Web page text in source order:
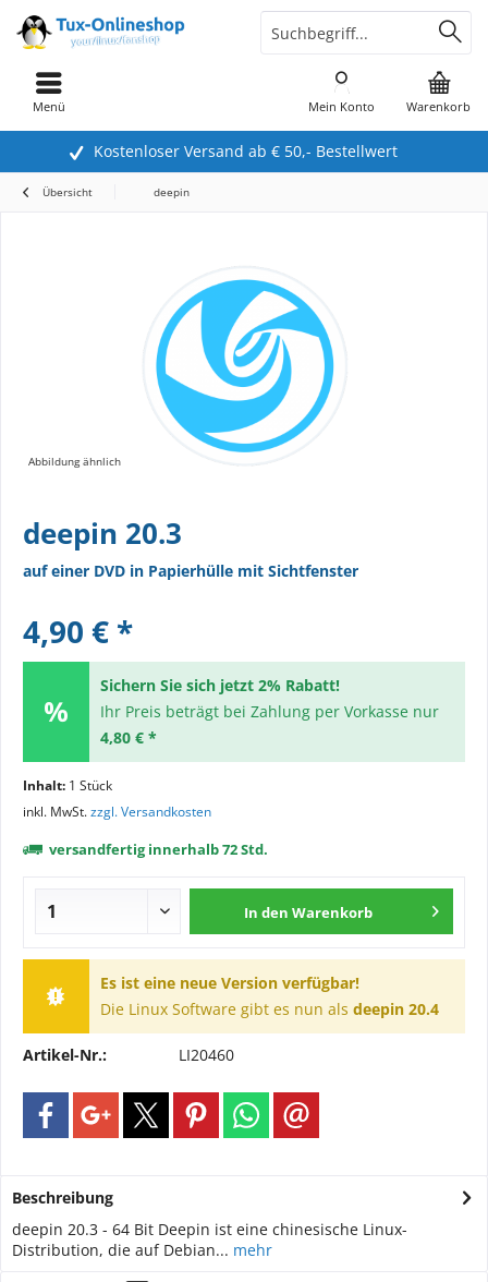
Kostenloser Versand ab € 50,- Bestellwert
Warenkorb
Mein Konto
Menü
Übersicht deepin
Abbildung ähnlich
deepin 20.3
auf einer DVD in Papierhülle mit Sichtfenster
4,90 € *
Sichern Sie sich jetzt 2% Rabatt!
Ihr Preis beträgt bei Zahlung per Vorkasse nur
4,80 € *
Inhalt: 1 Stück
inkl. MwSt.zzgl. Versandkosten
versandfertig innerhalb 72 Std.
In den Warenkorb
Es ist eine neue Version verfügbar!
Die Linux Software gibt es nun als deepin 20.4
Artikel-Nr.: LI20460
Beschreibung
deepin 20.3 - 64 Bit Deepin ist eine chinesische Linux-
Distribution, die auf Debian... mehr